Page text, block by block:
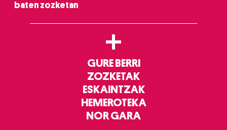
baten zozketan
+
GURE BERRI
ZOZKETAK
ESKAINTZAK
HEMEROTEKA
NOR GARA